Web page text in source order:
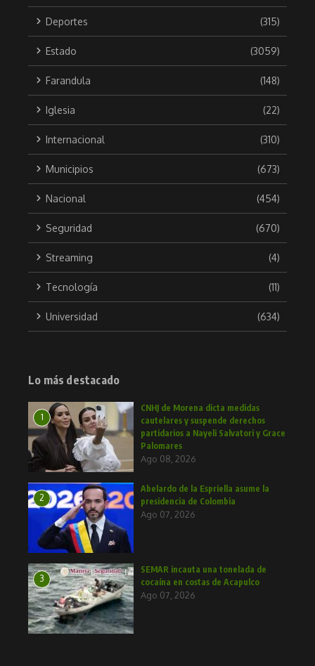
Deportes (315)
Estado (3059)
Farandula (148)
Iglesia (22)
Internacional (310)
Municipios (673)
Nacional (454)
Seguridad (670)
Streaming (4)
Tecnología (11)
Universidad (634)
Lo más destacado
1
CNHJ de Morena dicta medidas
cautelares y suspende derechos
partidarios a Nayeli Salvatori y Grace
Palomares
Ago 08, 2026
2
Abelardo de la Espriella asume la
presidencia de Colombia
Ago 07, 2026
3
SEMAR incauta una tonelada de
cocaína en costas de Acapulco
Ago 07, 2026